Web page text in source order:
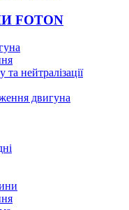
FOTON
нейтралізації
двигуна